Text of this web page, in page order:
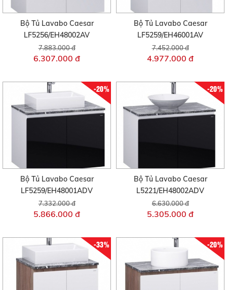
Bộ Tủ Lavabo Caesar
LF5256/EH48002AV
7.883.000 đ
6.307.000 đ
Bộ Tủ Lavabo Caesar
LF5259/EH46001AV
7.452.000 đ
4.977.000 đ
-20%
Bộ Tủ Lavabo Caesar
LF5259/EH48001ADV
7.332.000 đ
5.866.000 đ
-20%
Bộ Tủ Lavabo Caesar
L5221/EH48002ADV
6.630.000 đ
5.305.000 đ
-33% -20%